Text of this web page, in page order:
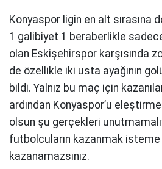
Konyaspor ligin en alt sırasına
1 galibiyet 1 beraberlikle
olan Eskişehirspor karşısında
de özellikle iki usta ayağının
bildi. Yalnız bu maç için
ardından Konyaspor’u
olsun şu gerçekleri
futbolcuların kazanmak
kazanamazsınız.